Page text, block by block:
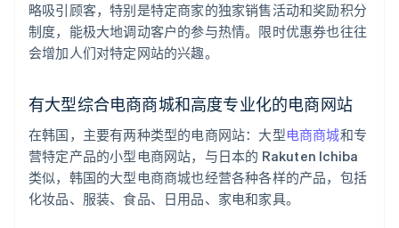
略吸引顾客，特别是特定商家的独家销售活动和奖励积分
制度，能极大地调动客户的参与热情。限时优惠券也往往
会增加人们对特定网站的兴趣。
有大型综合电商商城和高度专业化的电商网站
在韩国，主要有两种类型的电商网站：大型电商商城和专
营特定产品的小型电商网站，与日本的 Rakuten Ichiba
类似，韩国的大型电商商城也经营各种各样的产品，包括
化妆品、服装、食品、日用品、家电和家具。